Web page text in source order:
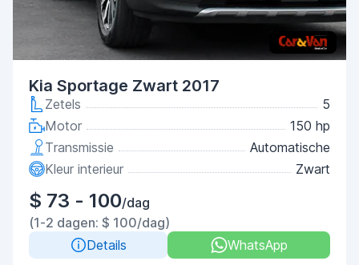
Kia Sportage Zwart 2017
Zetels
5
Motor
150 hp
Transmissie
Automatische
Kleur interieur
Zwart
$ 73 - 100/dag
(1-2 dagen: $ 100/dag)
Details
WhatsApp